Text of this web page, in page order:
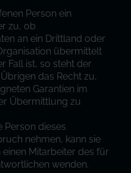
Person ein
zu, ob
an ein Drittland oder
übermittelt
Fall ist, so steht der
das Recht zu,
Garantien im
Übermittlung zu
Person dieses
nehmen, kann sie
Mitarbeiter des für
wenden.